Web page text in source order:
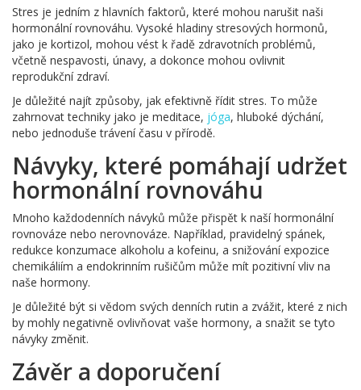
Stres je jedním z hlavních faktorů, které mohou narušit naši
hormonální rovnováhu. Vysoké hladiny stresových hormonů,
jako je kortizol, mohou vést k řadě zdravotních problémů,
včetně nespavosti, únavy, a dokonce mohou ovlivnit
reprodukční zdraví.
Je důležité najít způsoby, jak efektivně řídit stres. To může
zahrnovat techniky jako je meditace, jóga, hluboké dýchání,
nebo jednoduše trávení času v přírodě.
Návyky, které pomáhají udržet
hormonální rovnováhu
Mnoho každodenních návyků může přispět k naší hormonální
rovnováze nebo nerovnováze. Například, pravidelný spánek,
redukce konzumace alkoholu a kofeinu, a snižování expozice
chemikáliím a endokrinním rušičům může mít pozitivní vliv na
naše hormony.
Je důležité být si vědom svých denních rutin a zvážit, které z nich
by mohly negativně ovlivňovat vaše hormony, a snažit se tyto
návyky změnit.
Závěr a doporučení